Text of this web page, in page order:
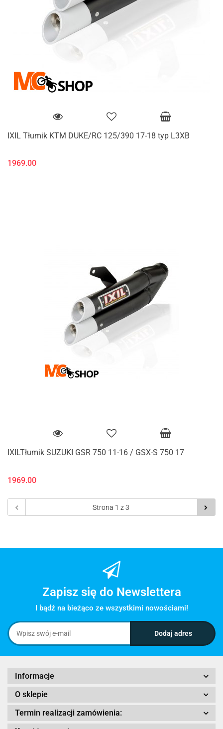
IXIL Tłumik KTM DUKE/RC 125/390 17-18 typ L3XB
1969.00
IXILTłumik SUZUKI GSR 750 11-16 / GSX-S 750 17
1969.00
Zapisz się do Newslettera
I bądź na bieżąco ze wszystkimi nowościami!
Informacje
O sklepie
Termin realizacji zamówienia: